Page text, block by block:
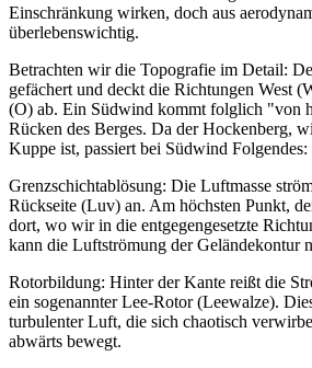
Einschränkung wirken, doch aus
überlebenswichtig.
Betrachten wir die Topografie im Detail:
gefächert und deckt die Richtungen West
(O) ab. Ein Südwind kommt folglich "von
Rücken des Berges. Da der Hockenberg,
Kuppe ist, passiert bei Südwind Folgendes:
Grenzschichtablösung: Die Luftmasse
Rückseite (Luv) an. Am höchsten Punkt,
dort, wo wir in die entgegengesetzte
kann die Luftströmung der Geländekontur
Rotorbildung: Hinter der Kante reißt die
ein sogenannter Lee-Rotor (Leewalze).
turbulenter Luft, die sich chaotisch
abwärts bewegt.